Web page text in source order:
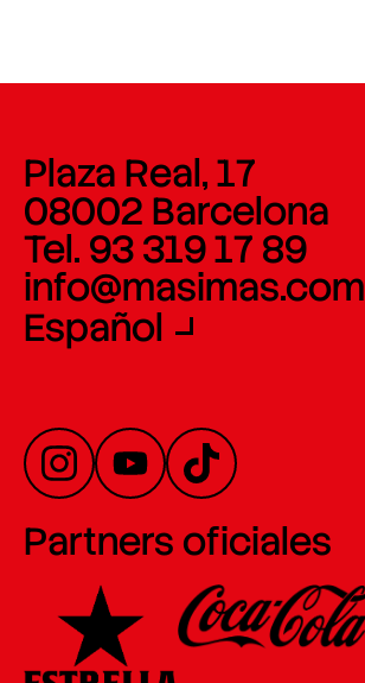
Plaza Real, 17
08002 Barcelona
Tel. 93 319 17 89
info@masimas.com
Español
Partners oficiales